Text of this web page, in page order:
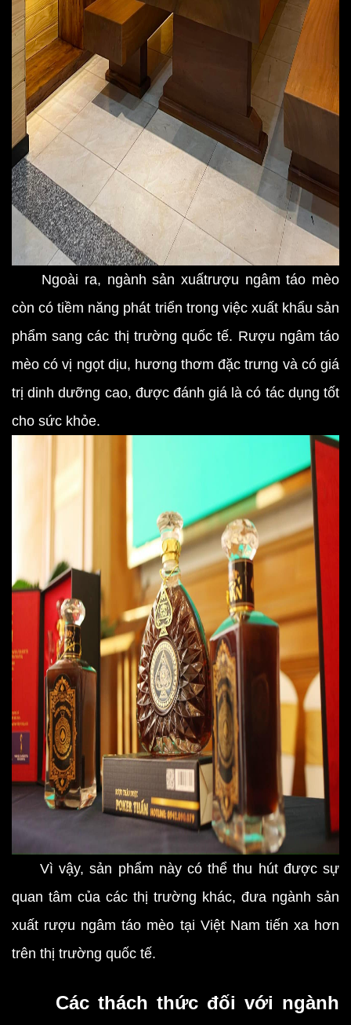
Ngoài ra, ngành sản xuấtrượu ngâm táo mèo
còn có tiềm năng phát triển trong việc xuất khẩu sản
phẩm sang các thị trường quốc tế. Rượu ngâm táo
mèo có vị ngọt dịu, hương thơm đặc trưng và có giá
trị dinh dưỡng cao, được đánh giá là có tác dụng tốt
cho sức khỏe.
Vì vậy, sản phẩm này có thể thu hút được sự
quan tâm của các thị trường khác, đưa ngành sản
xuất rượu ngâm táo mèo tại Việt Nam tiến xa hơn
trên thị trường quốc tế.
Các thách thức đối với ngành